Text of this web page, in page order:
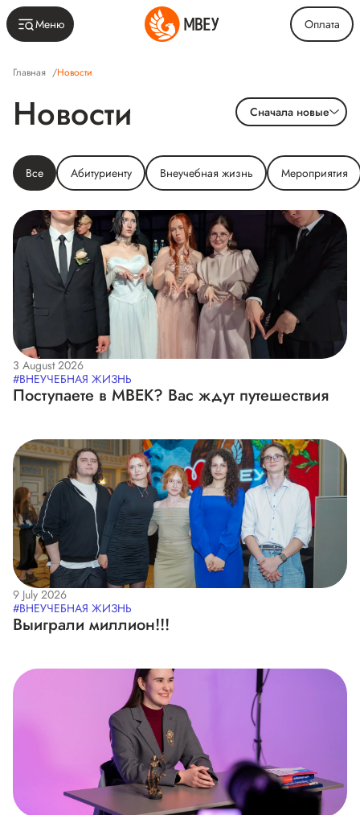
Меню Оплата
Главная /Новости
Новости Сначала новые
Все Абитуриенту Внеучебная жизнь Мероприятия
3 August 2026
#ВНЕУЧЕБНАЯ ЖИЗНЬ
Поступаете в МВЕК? Вас ждут путешествия
9 July 2026
#ВНЕУЧЕБНАЯ ЖИЗНЬ
Выиграли миллион!!!